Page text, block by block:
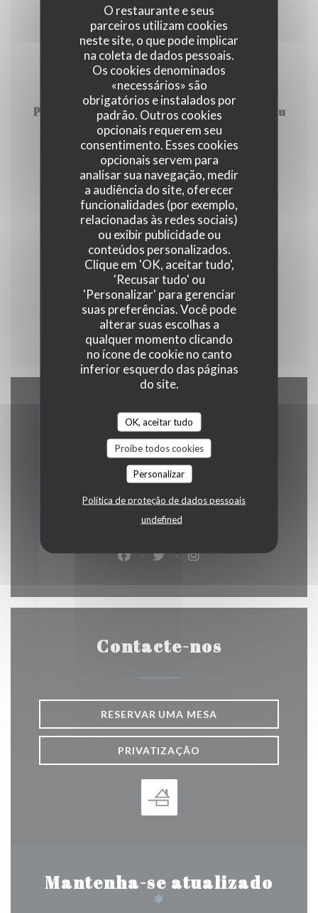
O restaurante e seus
parceiros utilizam cookies
neste site, o que pode implicar
na coleta de dados pessoais.
Os cookies denominados
«necessários» são
obrigatórios e instalados por
padrão. Outros cookies
opcionais requerem seu
consentimento. Esses cookies
opcionais servem para
analisar sua navegação, medir
a audiência do site, oferecer
funcionalidades (por exemplo,
relacionadas às redes sociais)
ou exibir publicidade ou
conteúdos personalizados.
Clique em 'OK, aceitar tudo',
'Recusar tudo' ou
'Personalizar' para gerenciar
suas preferências. Você pode
alterar suas escolhas a
qualquer momento clicando
no ícone de cookie no canto
inferior esquerdo das páginas
do site.
OK, aceitar tudo
Proíbe todos cookies
Personalizar
Política de proteção de dados pessoais
undefined
21,00 EUR
DESSERTS
Prunes flambées au porto, fromage blanc au
mascarpone et à la vanille, granola
8,00 EUR
Mousse au chocolat au lait, éclats de
chocolat noir et noisettes torréfiées.
8,00 EUR
Café / Thé Gourmand : Mignardises de
chaque dessert proposé à la carte
9,50 EUR
Mapa e Contacto
130 Avenue de la République 59110 La
Madeleine((abre numa nova janela))
03 20 56 16 49
Facebook ((abre numa nova janela))
Twitter ((abre numa nova
Instagram ((abre
Contacte-nos
RESERVAR UMA MESA
PRIVATIZAÇÃO
Mantenha-se atualizado
*